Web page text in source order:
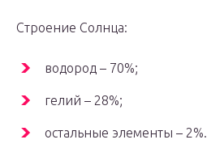
Строение Солнца:
водород – 70%;
гелий – 28%;
остальные элементы – 2%.